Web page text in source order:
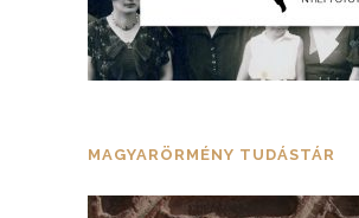
MAGYARÖRMÉNY TUDÁSTÁR